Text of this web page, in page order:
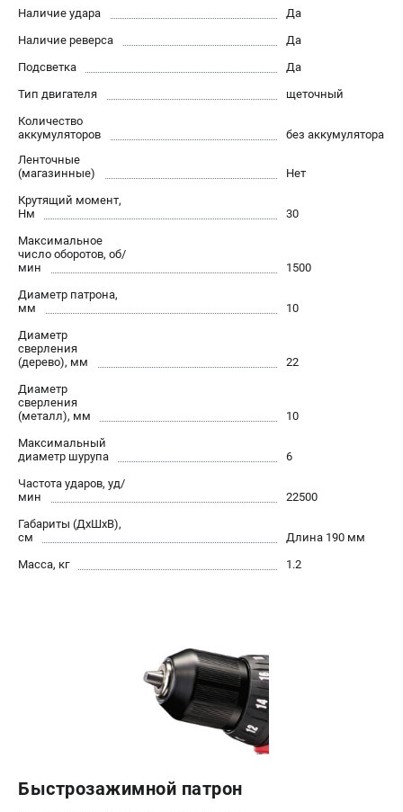
Пользовательское соглашение
ТЕЛЕФОН (САНКТ-ПЕТЕРБУРГ)
Режим работы колл-центра:
пн-пт - с 9:00 до 18:00
ЗАКАЗ ЗАПЧАСТЕЙ
zakaz@milwa-market.ru
Наличие удара
Да
Наличие реверса
Да
Подсветка
Да
Тип двигателя
щеточный
Количество
аккумуляторов
без аккумулятора
Ленточные
(магазинные)
Нет
Крутящий момент,
Нм
30
Максимальное
число оборотов, об/
мин
1500
Диаметр патрона,
мм
10
Диаметр
сверления
(дерево), мм
22
Диаметр
сверления
(металл), мм
10
Максимальный
диаметр шурупа
6
Частота ударов, уд/
мин
22500
Габариты (ДхШхВ),
см
Длина 190 мм
Масса, кг
1.2
Быстрозажимной патрон